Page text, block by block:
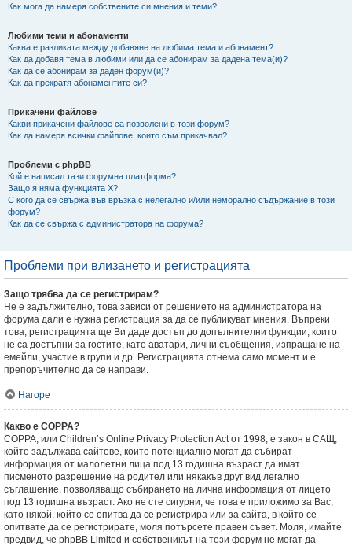
Как мога да намеря собствените си мнения и теми?
Любими теми и абонаменти
Каква е разликата между добавяне на любима тема и абонамент?
Как да добавя тема в любими или да се абонирам за дадена тема(и)?
Как да се абонирам за даден форум(и)?
Как да прекратя абонаментите си?
Прикачени файлове
Какви прикачени файлове са позволени в този форум?
Как да намеря всички файлове, които съм прикачвал?
Проблеми с phpBB
Кой е написал тази форумна платформа?
Защо я няма функцията X?
С кого да се свържа във връзка с нелегално и/или неморално съдържание в този
форум?
Как да се свържа с администратора на форума?
Проблеми при влизането и регистрацията
Защо трябва да се регистрирам?
Не е задължително, това зависи от решението на администратора на
форума дали е нужна регистрация за да се публикуват мнения. Въпреки
това, регистрацията ще Ви даде достъп до допълнителни функции, които
не са достъпни за гостите, като аватари, лични съобщения, изпращане на
емейли, участие в групи и др. Регистрацията отнема само момент и е
препоръчително да се направи.
Нагоре
Какво е COPPA?
COPPA, или Children’s Online Privacy Protection Act от 1998, е закон в САЩ,
който задължава сайтове, които потенциално могат да събират
информация от малолетни лица под 13 годишна възраст да имат
писменото разрешение на родител или някакъв друг вид легално
съглашение, позволяващо събирането на лична информация от лицето
под 13 годишна възраст. Ако не сте сигурни, че това е приложимо за Вас,
като някой, който се опитва да се регистрира или за сайта, в който се
опитвате да се регистрирате, моля потърсете правен съвет. Моля, имайте
предвид, че phpBB Limited и собственикът на този форум не могат да